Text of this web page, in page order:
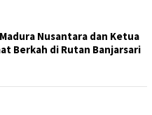
Madura Nusantara dan Ketua
Berkah di Rutan Banjarsari